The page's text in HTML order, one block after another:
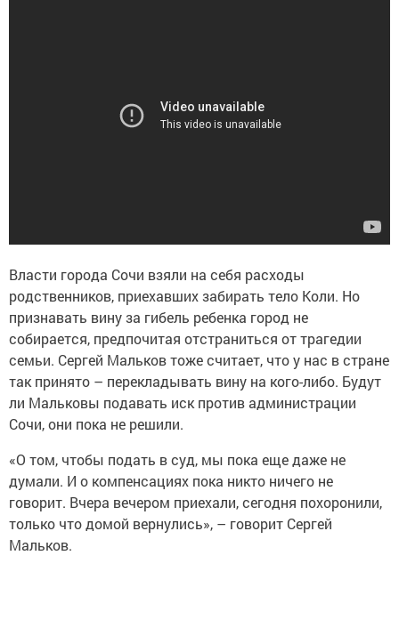
Власти города Сочи взяли на себя расходы
родственников, приехавших забирать тело Коли. Но
признавать вину за гибель ребенка город не
собирается, предпочитая отстраниться от трагедии
семьи. Сергей Мальков тоже считает, что у нас в стране
так принято – перекладывать вину на кого-либо. Будут
ли Мальковы подавать иск против администрации
Сочи, они пока не решили.
«О том, чтобы подать в суд, мы пока еще даже не
думали. И о компенсациях пока никто ничего не
говорит. Вчера вечером приехали, сегодня похоронили,
только что домой вернулись», – говорит Сергей
Мальков.